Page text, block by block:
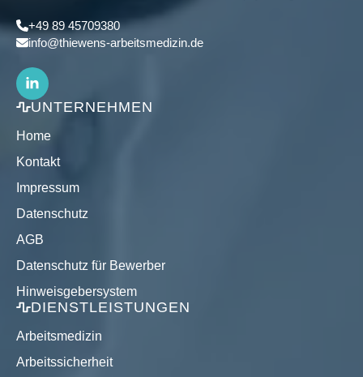
+49 89 45709380
info@thiewens-arbeitsmedizin.de
UNTERNEHMEN
Home
Kontakt
Impressum
Datenschutz
AGB
Datenschutz für Bewerber
Hinweisgebersystem
DIENSTLEISTUNGEN
Arbeitsmedizin
Arbeitssicherheit